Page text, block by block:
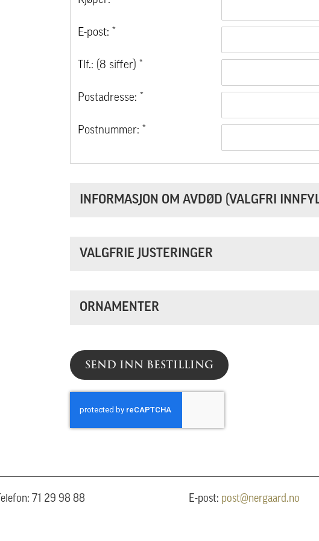
E-post: *
Tlf.: (8 siffer) *
Postadresse: *
Postnummer: *
INFORMASJON OM AVDØD (VALGFRI
VALGFRIE JUSTERINGER
ORNAMENTER
SEND INN BESTILLING
Telefon: 71 29 98 88 E-post: post@nergaard.no